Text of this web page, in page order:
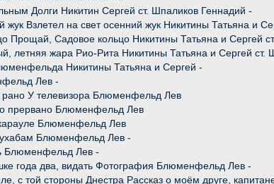
Долги Никитин Сергей ст. Шпаликов Геннадий -
жук Взлетел на свет осенний жук Никитины Татьяна и
Прощай, Садовое кольцо Никитины Татьяна и Сергей
летняя жара Рио-Рита Никитины Татьяна и Сергей ст.
Никитины Татьяна и Сергей -
Лев -
рано У телевизора Блюменфельд Лев
прервано Блюменфельд Лев
Блюменфельд Лев
Блюменфельд Лев -
Блюменфельд Лев -
года два, видать Фотография Блюменфельд Лев -
с той стороны Днестра Рассказ о моём друге,